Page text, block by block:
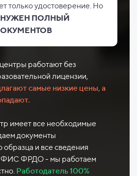
только удостоверение. Но
НУЖЕН ПОЛНЫЙ
работают без
лицензии,
самые низкие цены, а
имеет все необходимые
документы
образца и все сведения
ФИС ФРДО - мы работаем
Работодатель 100%